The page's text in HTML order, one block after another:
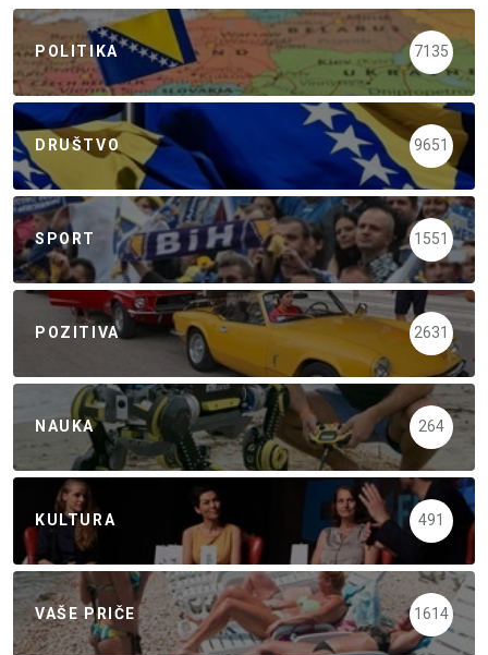
POLITIKA 7135
DRUŠTVO 9651
SPORT 1551
POZITIVA 2631
NAUKA 264
KULTURA 491
VAŠE PRIČE 1614